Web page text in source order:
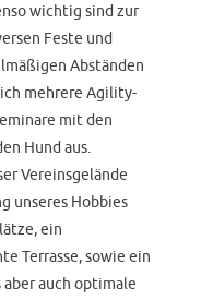
wichtig sind zur
Feste und
Abständen
mehrere Agility-
mit den
Hund aus.
Vereinsgelände
unseres Hobbies
ein
Terrasse, sowie ein
auch optimale